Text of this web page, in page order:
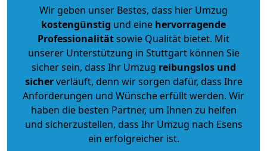
Wir geben unser Bestes, dass hier Umzug
kostengünstig und eine hervorragende
Professionalitätsowie Qualität bietet. Mit
unserer Unterstützung in Stuttgart können Sie
sicher sein, dass Ihr Umzug reibungslos und
sicherverläuft, denn wir sorgen dafür, dass Ihre
Anforderungen und Wünsche erfüllt werden. Wir
haben die besten Partner, um Ihnen zu helfen
und sicherzustellen, dass Ihr Umzug nach Esens
ein erfolgreicher ist.